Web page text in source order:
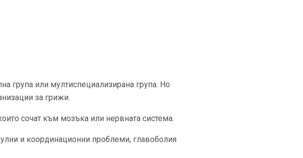
група или мултиспециализирана група. Но
за грижи.
сочат към мозъка или нервната система.
и координационни проблеми, главоболия